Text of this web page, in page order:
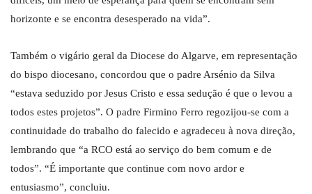
horizonte e se encontra desesperado na vida”.
Também o vigário geral da Diocese do Algarve, em representação
do bispo diocesano, concordou que o padre Arsénio da Silva
“estava seduzido por Jesus Cristo e essa sedução é que o levou a
todos estes projetos”. O padre Firmino Ferro regozijou-se com a
continuidade do trabalho do falecido e agradeceu à nova direção,
lembrando que “a RCO está ao serviço do bem comum e de
todos”. “É importante que continue com novo ardor e
entusiasmo”, concluiu.